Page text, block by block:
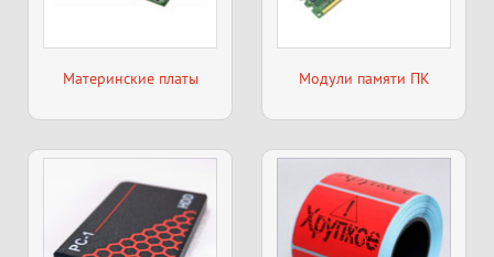
Материнские платы Модули памяти ПК